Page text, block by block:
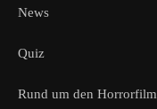
News
Quiz
Rund um den Horrorfilm